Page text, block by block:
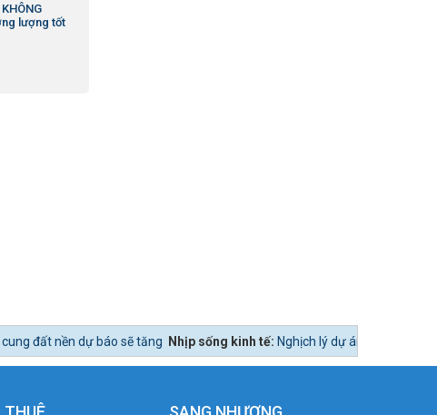
lượng tốt
tăng Nhịp sống kinh tế:Nghịch lý dự án đẹp, vị trí tốt nhưng bán mãi vẫn